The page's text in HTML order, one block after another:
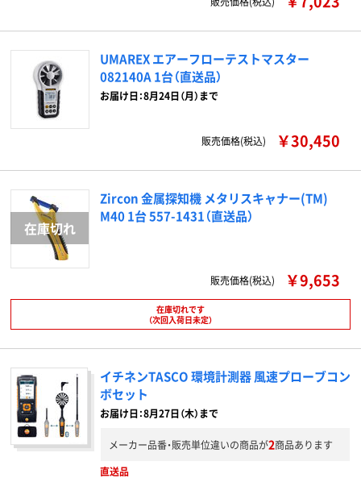
UMAREX エアーフローテストマスター
082140A 1台（直送品）
お届け日：8月24日（月）まで
販売価格(税込) ￥30,450
Zircon 金属探知機 メタリスキャナー(TM)
M40 1台 557-1431（直送品）
販売価格(税込) ￥9,653
在庫切れです
（次回入荷日未定）
イチネンTASCO 環境計測器 風速プローブコン
ボセット
お届け日：8月27日（木）まで
メーカー品番・販売単位違いの商品が2商品あります
直送品